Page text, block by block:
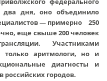
два дня, оно объединило
— примерно 250
еще свыше 200 человек
Участниками
только аритмологи, но и
диагносты и
российских городов.